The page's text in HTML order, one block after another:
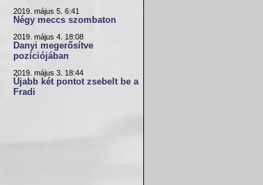
2019. május 5. 6:41
Négy meccs szombaton
2019. május 4. 18:08
Danyi megerősítve
pozíciójában
2019. május 3. 18:44
Újabb két pontot zsebelt be a
Fradi